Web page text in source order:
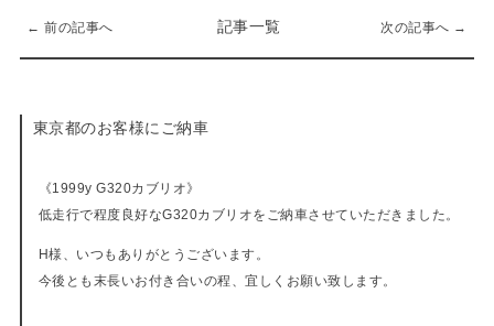
← 前の記事へ 記事一覧 次の記事へ →
東京都のお客様にご納車
《1999y G320カブリオ》
低走行で程度良好なG320カブリオをご納車させていただきました。
H様、いつもありがとうございます。
今後とも末長いお付き合いの程、宜しくお願い致します。